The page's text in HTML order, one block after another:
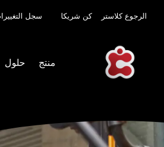
الرجوع كلاستر كن شريكا سجل
منتج حلول